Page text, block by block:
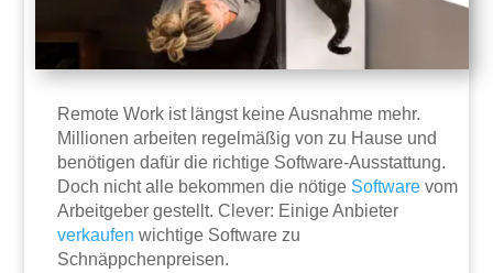
Remote Work ist längst keine Ausnahme mehr.
Millionen arbeiten regelmäßig von zu Hause und
benötigen dafür die richtige Software-Ausstattung.
Doch nicht alle bekommen die nötige Software vom
Arbeitgeber gestellt. Clever: Einige Anbieter
verkaufen wichtige Software zu
Schnäppchenpreisen.